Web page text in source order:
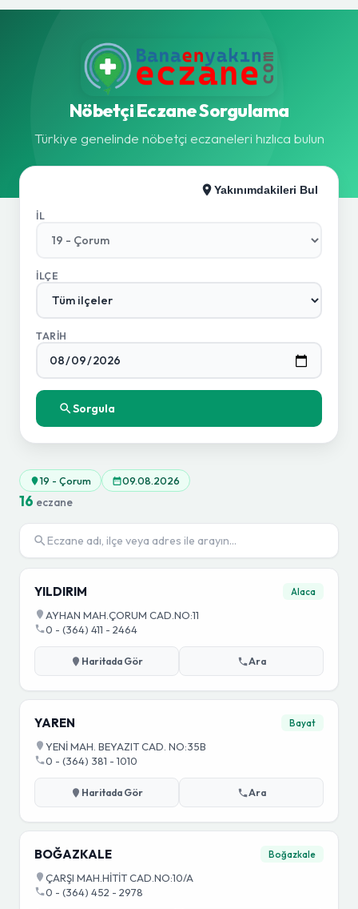
Nöbetçi Eczane Sorgulama
Türkiye genelinde nöbetçi eczaneleri hızlıca bulun
Yakınımdakileri Bul
İL
İLÇE
TARIH
Sorgula
19 - Çorum 09.08.2026
16 eczane
YILDIRIM Alaca
AYHAN MAH.ÇORUM CAD.NO:11
0 - (364) 411 - 2464
Haritada Gör Ara
YAREN Bayat
YENİ MAH. BEYAZIT CAD. NO:35B
0 - (364) 381 - 1010
Haritada Gör Ara
BOĞAZKALE Boğazkale
ÇARŞI MAH.HİTİT CAD.NO:10/A
0 - (364) 452 - 2978